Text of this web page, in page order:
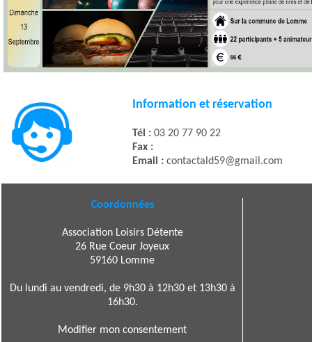
Information et réservation
Tél : 03 20 77 90 22
Fax :
Email : contactald59@gmail.com
Coordonnées
Association Loisirs Détente
26 Rue Coeur Joyeux
59160 Lomme
Du lundi au vendredi, de 9h30 à 12h30 et 13h30 à
16h30.
Modifier mon consentement